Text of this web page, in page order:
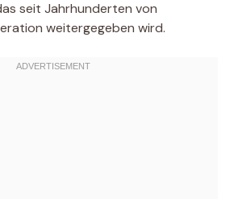
seit Jahrhunderten von
weitergegeben wird.